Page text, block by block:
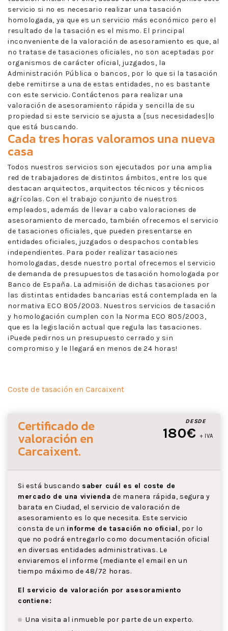
servicio si no es necesario realizar una tasación
homologada, ya que es un servicio más económico pero el
resultado de la tasación es el mismo. El principal
inconveniente de la valoración de asesoramiento es que, al
no tratase de tasaciones oficiales, no son aceptadas por
organismos de carácter oficial, juzgados, la
Administración Pública o bancos, por lo que si la tasación
debe remitirse a una de estas entidades, no es bastante
con este servicio. Contáctenos para realizar una
valoración de asesoramiento rápida y sencilla de su
propiedad si este servicio se ajusta a {sus necesidades|lo
que está buscando.
Cada tres horas valoramos una nueva
casa
Todos nuestros servicios son ejecutados por una amplia
red de trabajadores de distintos ámbitos, entre los que
destacan arquitectos, arquitectos técnicos y técnicos
agrícolas. Con el trabajo conjunto de nuestros
empleados, además de llevar a cabo valoraciones de
asesoramiento de mercado, también ofrecemos el servicio
de tasaciones oficiales, que pueden presentarse en
entidades oficiales, juzgados o despachos contables
independientes. Para poder realizar tasaciones
homologadas, desde nuestro portal ofrecemos el servicio
de demanda de presupuestos de tasación homologada por
Banco de España. La admisión de dichas tasaciones por
las distintas entidades bancarias está contemplada en la
normativa ECO 805/2003. Nuestros servicios de tasación
y homologación cumplen con la Norma ECO 805/2003,
que es la legislación actual que regula las tasaciones.
¡Puede pedirnos un presupuesto cerrado y sin
compromiso y le llegará en menos de 24 horas!
Coste de tasación en Carcaixent
DESDE
180€ + IVA
Certificado de
valoración en
Carcaixent.
Si está buscando saber cuál es el coste de
mercado de una vivienda de manera rápida, segura y
barata en Ciudad, el servicio de valoración de
asesoramiento es lo que necesita. Este servicio
consta de un informe de tasación no oficial, por lo
que no podrá entregarlo como documentación oficial
en diversas entidades administrativas. Le
enviaremos el informe {mediante el email en un
tiempo máximo de 48/72 horas.
El servicio de valoración por asesoramiento
contiene:
Una visita al inmueble por parte de un experto.